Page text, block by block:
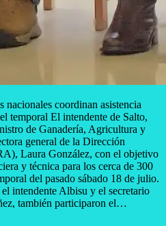
nacionales coordinan asistencia
temporal El intendente de Salto,
de Ganadería, Agricultura y
general de la Dirección
Laura González, con el objetivo
y técnica para los cerca de 300
del pasado sábado 18 de julio.
intendente Albisu y el secretario
también participaron el…